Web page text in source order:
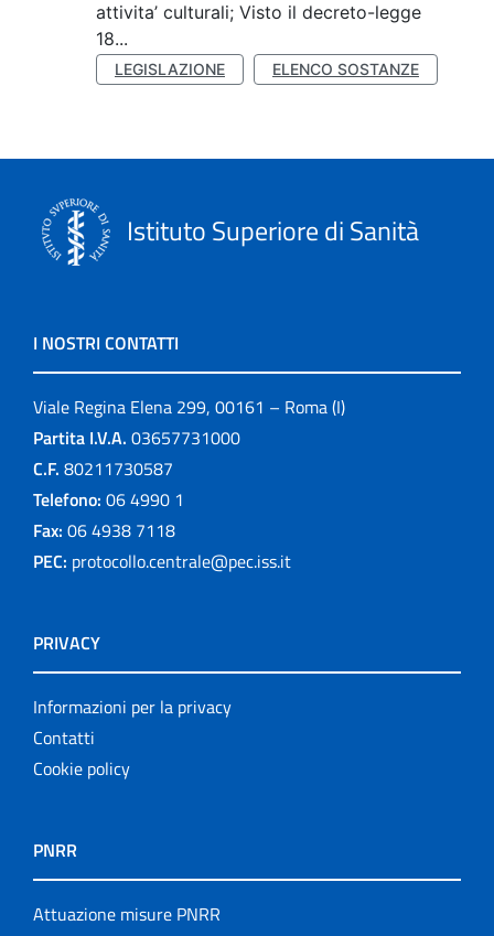
attivita’ culturali; Visto il decreto-legge
18...
LEGISLAZIONE ELENCO SOSTANZE
Istituto Superiore di Sanità
I NOSTRI CONTATTI
Viale Regina Elena 299, 00161 – Roma (I)
Partita I.V.A. 03657731000
C.F. 80211730587
Telefono: 06 4990 1
Fax: 06 4938 7118
PEC: protocollo.centrale@pec.iss.it
PRIVACY
Informazioni per la privacy
Contatti
Cookie policy
PNRR
Attuazione misure PNRR